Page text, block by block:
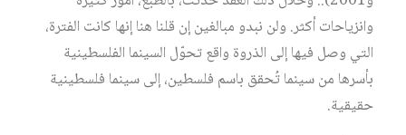
وانزياحات أكثر. ولن نبدو مبالغين إن قلنا هنا إنها كانت الفترة،
التي وصل فيها إلى الذروة واقع تحوّل السينما الفلسطينية
بأسرها من سينما تُحقق باسم فلسطين، إلى سينما فلسطينية
حقيقية.